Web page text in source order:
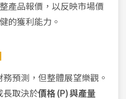
產品報價，以反映市場價
的獲利能力。
預測，但整體展望樂觀。
長取決於價格 (P) 與產量